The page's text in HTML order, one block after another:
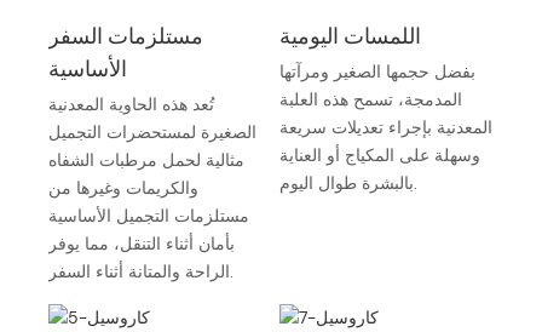
مستلزمات السفر
الأساسية
تُعد هذه الحاوية المعدنية
الصغيرة لمستحضرات التجميل
مثالية لحمل مرطبات الشفاه
والكريمات وغيرها من
مستلزمات التجميل الأساسية
بأمان أثناء التنقل، مما يوفر
اللمسات اليومية
بفضل حجمها الصغير ومرآتها
المدمجة، تسمح هذه العلبة
المعدنية بإجراء تعديلات سريعة
وسهلة على المكياج أو العناية